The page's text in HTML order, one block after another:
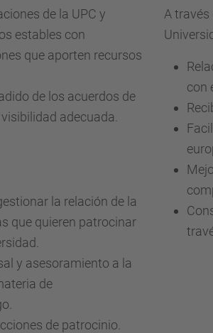
de la UPC y
estables con
que aporten recursos
de los acuerdos de
adecuada.
la relación de la
que quieren patrocinar
y asesoramiento a la
de
de patrocinio.
A
con